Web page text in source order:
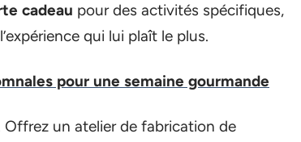
cadeau pour des activités spécifiques,
qui lui plaît le plus.
pour une semaine gourmande
un atelier de fabrication de